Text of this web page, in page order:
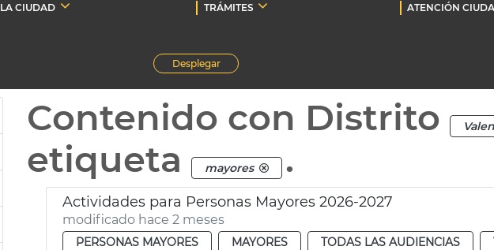
LA CIUDAD TRÁMITES
ATENCIÓN
Desplegar
Contenido con Distrito
etiqueta
mayores .
Actividades para Personas Mayores 2026-2027
modificado hace 2 meses
PERSONAS MAYORES MAYORES TODAS LAS AUDIENCIAS